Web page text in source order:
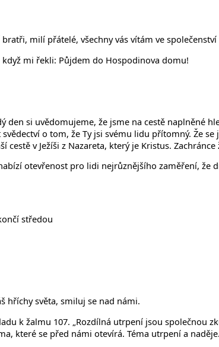
milí přátelé, všechny vás vítám ve
když mi řekli: Půjdem do Hospodinova domu!
den si uvědomujeme, že jsme na cestě naplněné
o tom, že Ty jsi svému lidu přítomný. Že
cestě v Ježíši z Nazareta, který je Kristus.
otevřenost pro lidi nejrůznějšího zaměření,
středou
hříchy světa, smiluj se nad námi.
k žalmu 107. „Rozdílná utrpení jsou společnou
které se před námi otevírá. Téma utrpení a naděje.